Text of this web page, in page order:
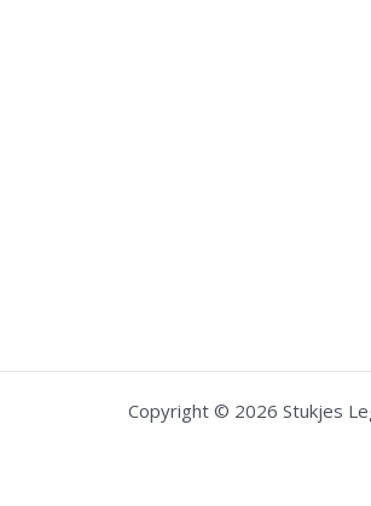
Copyright © 2026 Stukjes